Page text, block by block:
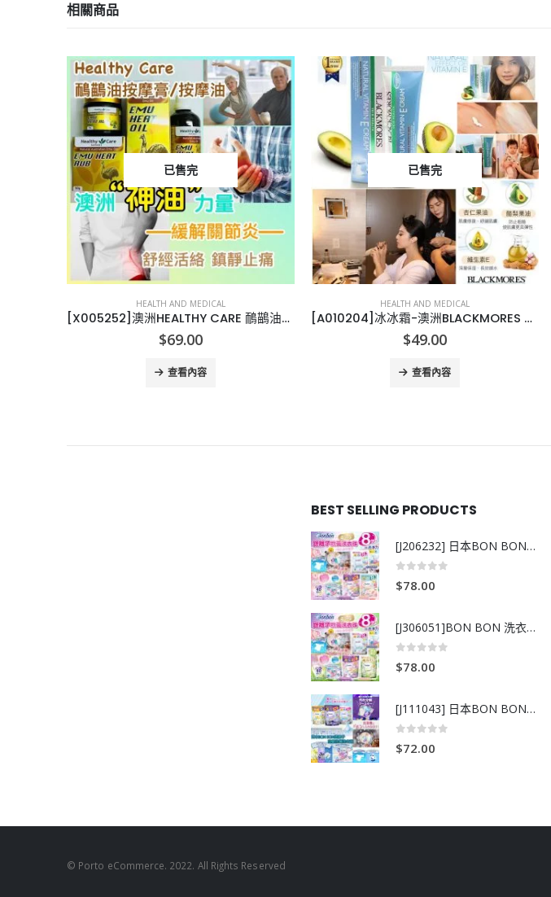
相關商品
已售完
HEALTH AND MEDICAL
[X005252]澳洲HEALTHY CARE 鴯鶓油按摩膏/ 按摩油
$69.00
查看內容
已售完
HEALTH AND MEDICAL
[A010204]冰冰霜-澳洲BLACKMORES 天然維他命潤膚霜-50G
$49.00
查看內容
BEST SELLING PRODUCTS
[J206232] 日本BON BON銀離子抗菌啫喱洗衣珠 (80粒)
$78.00
[J306051]BON BON 洗衣珠-牧場+爽+玫瑰葡萄-80粒
$78.00
[J111043] 日本BON BON銀離子抗菌啫喱洗衣珠 (80粒)
$72.00
© Porto eCommerce. 2022. All Rights Reserved